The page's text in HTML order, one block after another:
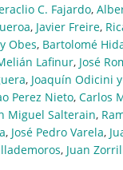
C. Fajardo,
, Javier Freire,
Obes, Bartolomé
Lafinur, José
, Joaquín Odicini
Perez Nieto, Carlos
Miguel Salterain,
, José Pedro Varela,
, Juan